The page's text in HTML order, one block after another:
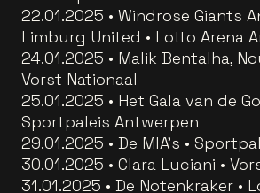
22.01.2025 • Windrose Giants
Limburg United • Lotto Arena
24.01.2025 • Malik Bentalha,
Vorst Nationaal
25.01.2025 • Het Gala van de
Sportpaleis Antwerpen
29.01.2025 • De MIA's •
30.01.2025 • Clara Luciani •
31.01.2025 • De Notenkraker •